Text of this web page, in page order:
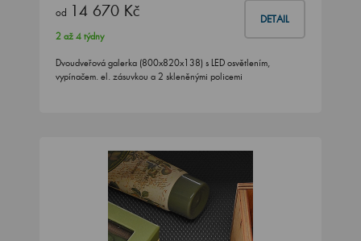
od 14 670 Kč DETAIL
2 až 4 týdny
Dvoudveřová galerka (800x820x138) s LED osvětlením,
vypínačem. el. zásuvkou a 2 skleněnými policemi